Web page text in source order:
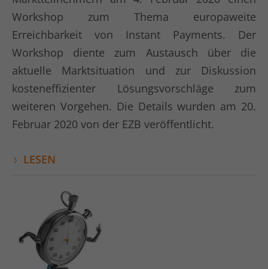
Workshop zum Thema europaweite
Erreichbarkeit von Instant Payments. Der
Workshop diente zum Austausch über die
aktuelle Marktsituation und zur Diskussion
kosteneffizienter Lösungsvorschläge zum
weiteren Vorgehen. Die Details wurden am 20.
Februar 2020 von der EZB veröffentlicht.
LESEN
Laufzeit 1 Tag
Zweck
Dies ist ein von Google Analytics
gesetztes Cookie vom Mustertyp, bei
dem das Musterelement auf dem
Identitätsnummer des Kontos oder der
Website enthält, auf das es sich
bezieht. Es scheint eine Variation des
Name _gat UA-16680190-1
Anbieter Google Analytics